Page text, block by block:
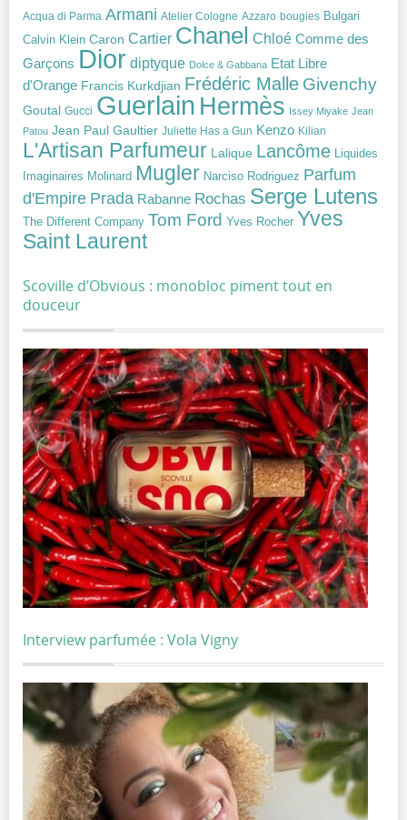
Acqua di Parma Armani Atelier Cologne Azzaro bougies Bulgari
Calvin Klein Caron Cartier Chanel Chloé Comme des
Garçons Dior diptyque Dolce & Gabbana Etat Libre
d'Orange Francis Kurkdjian Frédéric Malle Givenchy
Goutal Gucci Guerlain Hermès Issey Miyake Jean
Patou Jean Paul Gaultier Juliette Has a Gun Kenzo Kilian
L'Artisan Parfumeur Lalique Lancôme Liquides
Imaginaires Molinard Mugler Narciso Rodriguez Parfum
d'Empire Prada Rabanne Rochas Serge Lutens
The Different Company Tom Ford Yves Rocher Yves
Saint Laurent
Scoville d’Obvious : monobloc piment tout en
douceur
Interview parfumée : Vola Vigny